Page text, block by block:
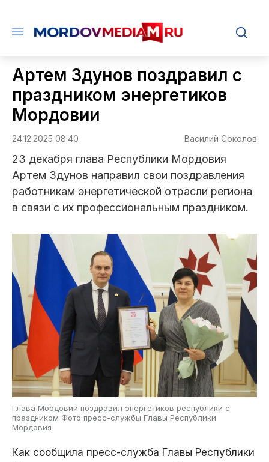
Артем Здунов поздравил с
праздником энергетиков
Мордовии
24.12.2025 08:40 Василий Соколов
23 декабря глава Республики Мордовия
Артем Здунов направил свои поздравления
работникам энергетической отрасли региона
в связи с их профессиональным праздником.
Глава Мордовии поздравил энергетиков республики с
праздником Фото пресс-службы Главы Республики
Мордовия
Как сообщила пресс-служба Главы Республики